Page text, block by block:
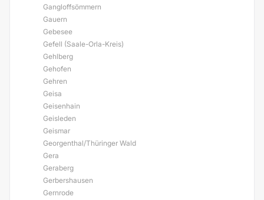
Gangloffsömmern
Gauern
Gebesee
Gefell (Saale-Orla-Kreis)
Gehlberg
Gehofen
Gehren
Geisa
Geisenhain
Geisleden
Geismar
Georgenthal/Thüringer Wald
Gera
Geraberg
Gerbershausen
Gernrode